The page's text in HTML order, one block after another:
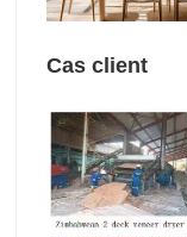
Cas client